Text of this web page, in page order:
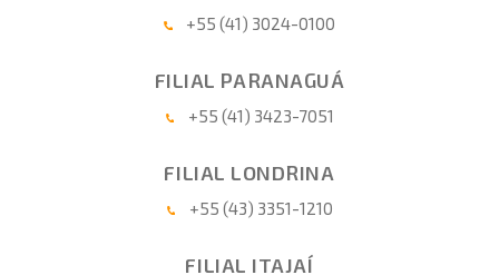
+55 (41) 3024-0100
FILIAL PARANAGUÁ
+55 (41) 3423-7051
FILIAL LONDRINA
+55 (43) 3351-1210
FILIAL ITAJAÍ